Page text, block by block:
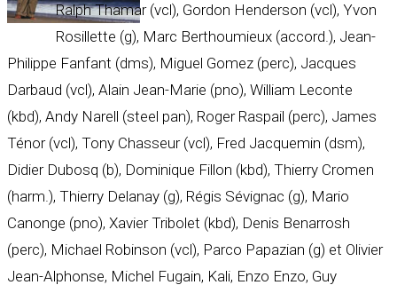
Ralph Thamar (vcl), Gordon Henderson (vcl), Yvon
Rosillette (g), Marc Berthoumieux (accord.), Jean-
Philippe Fanfant (dms), Miguel Gomez (perc), Jacques
Darbaud (vcl), Alain Jean-Marie (pno), William Leconte
(kbd), Andy Narell (steel pan), Roger Raspail (perc), James
Ténor (vcl), Tony Chasseur (vcl), Fred Jacquemin (dsm),
Didier Dubosq (b), Dominique Fillon (kbd), Thierry Cromen
(harm.), Thierry Delanay (g), Régis Sévignac (g), Mario
Canonge (pno), Xavier Tribolet (kbd), Denis Benarrosh
(perc), Michael Robinson (vcl), Parco Papazian (g) et Olivier
Jean-Alphonse, Michel Fugain, Kali, Enzo Enzo, Guy